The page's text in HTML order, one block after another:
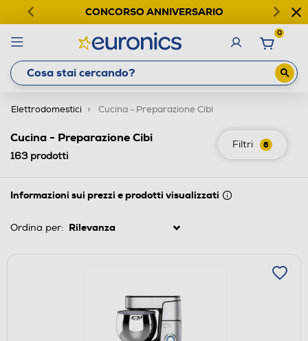
CONCORSO ANNIVERSARIO
0
Elettrodomestici Cucina - Preparazione Cibi
Filtri 6
Cucina - Preparazione Cibi
163prodotti
Informazioni sui prezzi e prodotti visualizzati
Ordina per: